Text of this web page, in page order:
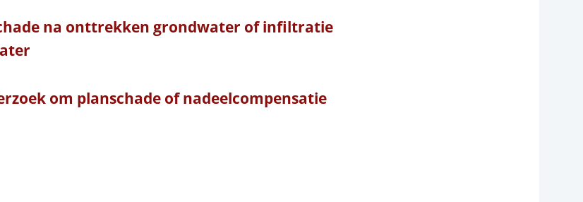
na onttrekken grondwater of infiltratie
om planschade of nadeelcompensatie